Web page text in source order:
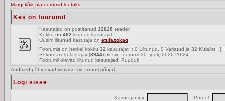
Märgi kõik alafoorumid loetuks
Kes on foorumil
Kasutajad on postitanud 12828 teadet
Kokku on 462 liitunud kasutajat
Uusim liitunud kasutaja on etufazokaq
Foorumis on hetkel kokku 32 kasutajat :: 0 Liitunud, 0 Varjatud ja 32 Külalist [
Rekordarv külastajaid(3944) oli siin foorumil 30. juuli, 2026 20:24
Foorumil olevad liitunud kasutajad: Puudub
Andmed põhinevad viimase viie minuti põhjal
Logi sisse
Kasutajanimi: Parool: